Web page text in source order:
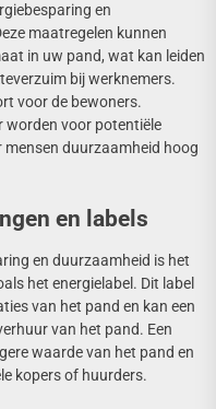
en
maatregelen kunnen
in uw pand, wat kan leiden
bij werknemers.
voor de bewoners.
worden voor potentiële
duurzaamheid hoog
en labels
en duurzaamheid is het
het energielabel. Dit label
van het pand en kan een
van het pand. Een
waarde van het pand en
kopers of huurders.